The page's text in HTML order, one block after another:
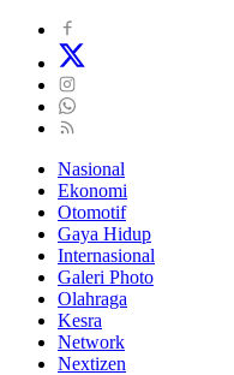
Nasional
Ekonomi
Otomotif
Gaya Hidup
Internasional
Galeri Photo
Olahraga
Kesra
Network
Nextizen